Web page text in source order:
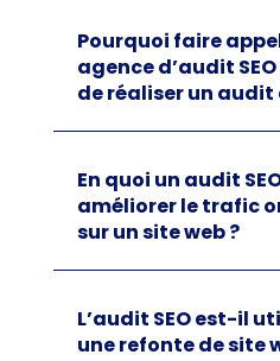
Pourquoi faire
agence d’audit
de réaliser un audit
En quoi un audit
améliorer le trafic
sur un site web ?
L’audit SEO est-il
une refonte de site